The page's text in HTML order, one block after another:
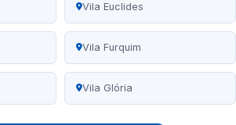
Vila Euclides
Vila Furquim
Vila Glória